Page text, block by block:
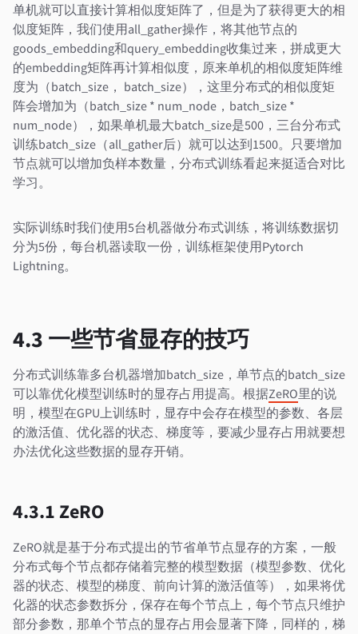
单机就可以直接计算相似度矩阵了，但是为了获得更大的相
似度矩阵，我们使用all_gather操作，将其他节点的
goods_embedding和query_embedding收集过来，拼成更大
的embedding矩阵再计算相似度，原来单机的相似度矩阵维
度为（batch_size， batch_size），这里分布式的相似度矩
阵会增加为（batch_size * num_node，batch_size *
num_node），如果单机最大batch_size是500，三台分布式
训练batch_size（all_gather后）就可以达到1500。只要增加
节点就可以增加负样本数量，分布式训练看起来挺适合对比
学习。
实际训练时我们使用5台机器做分布式训练，将训练数据切
分为5份，每台机器读取一份，训练框架使用Pytorch
Lightning。
4.3 一些节省显存的技巧
分布式训练靠多台机器增加batch_size，单节点的batch_size
可以靠优化模型训练时的显存占用提高。根据ZeRO里的说
明，模型在GPU上训练时，显存中会存在模型的参数、各层
的激活值、优化器的状态、梯度等，要减少显存占用就要想
办法优化这些数据的显存开销。
4.3.1 ZeRO
ZeRO就是基于分布式提出的节省单节点显存的方案，一般
分布式每个节点都存储着完整的模型数据（模型参数、优化
器的状态、模型的梯度、前向计算的激活值等），如果将优
化器的状态参数拆分，保存在每个节点上，每个节点只维护
部分参数，那单个节点的显存占用会显著下降，同样的，梯